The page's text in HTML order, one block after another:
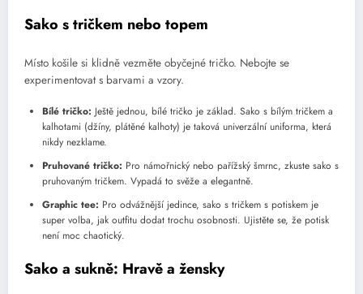
Sako s tričkem nebo topem
Místo košile si klidně vezměte obyčejné tričko. Nebojte se
experimentovat s barvami a vzory.
Bílé tričko: Ještě jednou, bílé tričko je základ. Sako s bílým tričkem a
kalhotami (džíny, plátěné kalhoty) je taková univerzální uniforma, která
nikdy nezklame.
Pruhované tričko: Pro námořnický nebo pařížský šmrnc, zkuste sako s
pruhovaným tričkem. Vypadá to svěže a elegantně.
Graphic tee: Pro odvážnější jedince, sako s tričkem s potiskem je
super volba, jak outfitu dodat trochu osobnosti. Ujistěte se, že potisk
není moc chaotický.
Sako a sukně: Hravě a žensky